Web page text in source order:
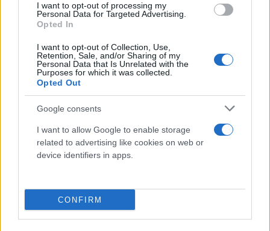
I want to opt-out of processing my
Personal Data for Targeted Advertising.
Opted In
I want to opt-out of Collection, Use,
Retention, Sale, and/or Sharing of my
Personal Data that Is Unrelated with the
Purposes for which it was collected.
Opted Out
Google consents
I want to allow Google to enable storage
related to advertising like cookies on web or
device identifiers in apps.
CONFIRM